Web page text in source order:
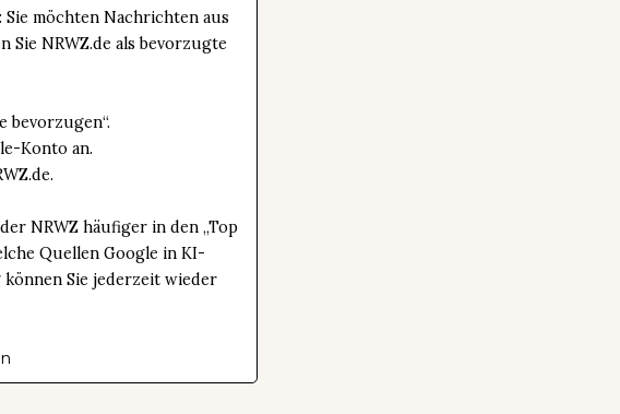
Sie möchten Nachrichten aus
Sie NRWZ.de als bevorzugte
bevorzugen“.
Konto an.
NRWZ häufiger in den „Top
Quellen Google in KI-
Sie jederzeit wieder